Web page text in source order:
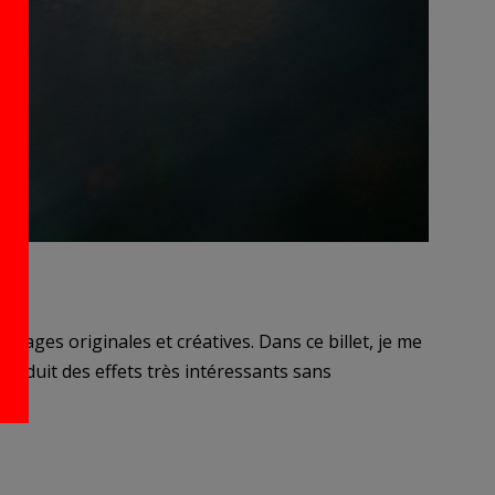
originales et créatives. Dans ce billet, je me
des effets très intéressants sans